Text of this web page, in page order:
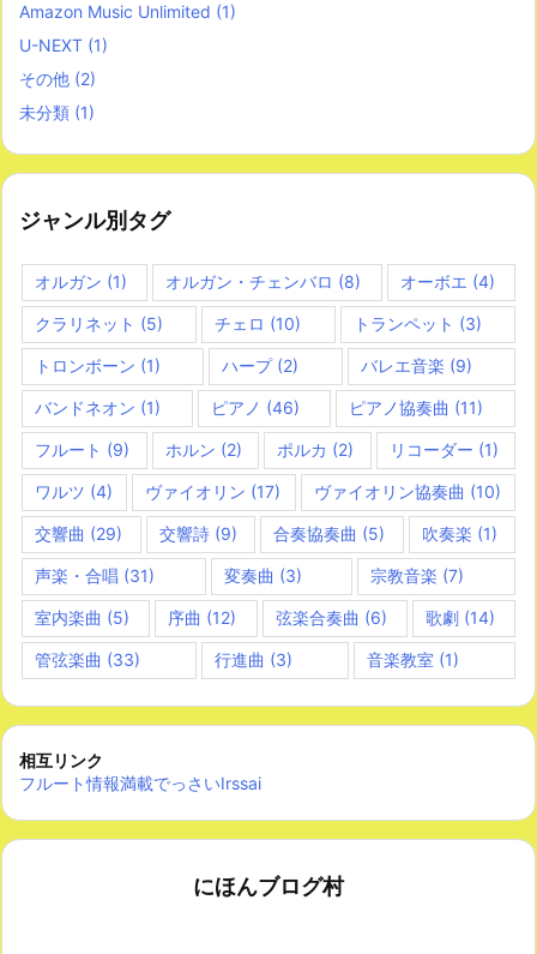
Amazon Music Unlimited (1)
U-NEXT (1)
その他 (2)
未分類 (1)
ジャンル別タグ
オルガン (1) オルガン・チェンバロ (8) オーボエ (4)
クラリネット (5) チェロ (10) トランペット (3)
トロンボーン (1) ハープ(2) バレエ音楽 (9)
バンドネオン (1) ピアノ (46) ピアノ協奏曲 (11)
フルート (9) ホルン (2) ポルカ (2) リコーダー (1)
ワルツ (4) ヴァイオリン (17) ヴァイオリン協奏曲 (10)
交響曲 (29) 交響詩(9) 合奏協奏曲 (5) 吹奏楽 (1)
声楽・合唱 (31) 変奏曲 (3) 宗教音楽 (7)
室内楽曲 (5) 序曲 (12) 弦楽合奏曲 (6) 歌劇(14)
管弦楽曲 (33) 行進曲 (3) 音楽教室 (1)
相互リンク
フルート情報満載でっさいIrssai
にほんブログ村